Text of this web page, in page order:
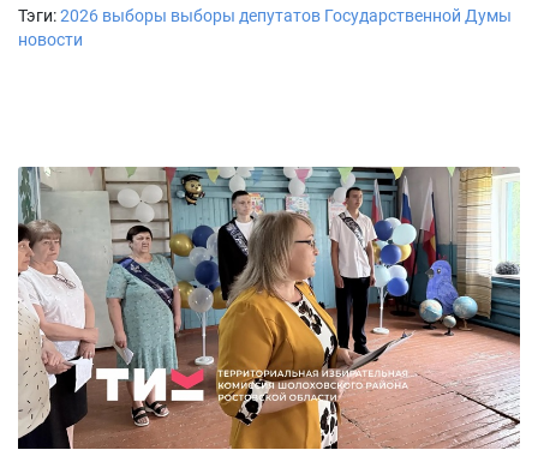
Тэги:2026 выборы выборы депутатов Государственной Думы
новости